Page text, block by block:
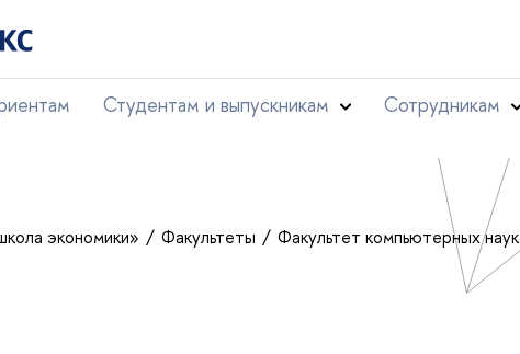
Студентам и выпускникам Сотрудникам
экономики» Факультеты Факультет компьютерных наук